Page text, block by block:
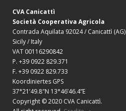
CVA Canicattì
Società Cooperativa Agricola
Contrada Aquilata 92024 / Canicattì (AG)
Sicily / Italy
VAT 00116290842
P. +39 0922 829.371
F. +39 0922 829.733
Koordiniertes GPS
37°21’49.8″N 13°46’46.4”E
Copyright © 2020 CVA Canicattì.